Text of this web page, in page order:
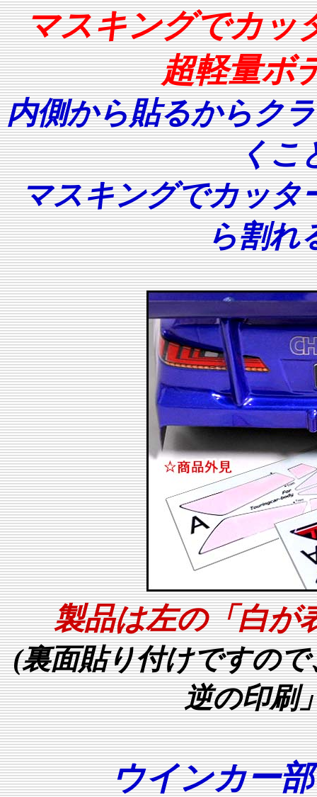
マスキングでカッ
超軽量ボ
内側から貼るからク
くこ
マスキングでカッタ
ら割れ
製品は左の「白が
(裏面貼り付けですの
逆の印刷
ウインカー